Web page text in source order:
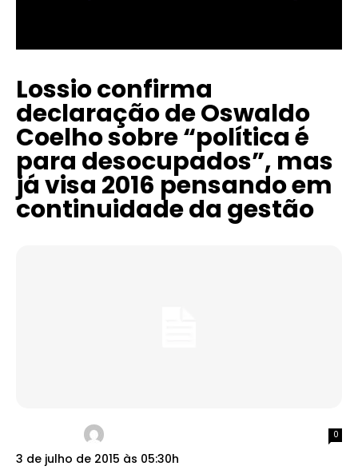
Lossio confirma
declaração de Oswaldo
Coelho sobre “política é
para desocupados”, mas
já visa 2016 pensando em
continuidade da gestão
3 de julho de 2015 às 05:30h
0